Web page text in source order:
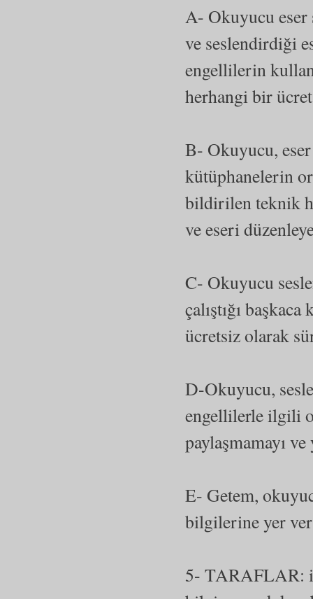
A- Okuyucu eser
ve seslendirdiği
engellilerin
herhangi bir
B- Okuyucu,
kütüphanelerin
bildirilen teknik
ve eseri
C- Okuyucu
çalıştığı
ücretsiz olarak
D-Okuyucu,
engellilerle ilgili
paylaşmamayı
E- Getem,
bilgilerine yer
5- TARAFLAR: